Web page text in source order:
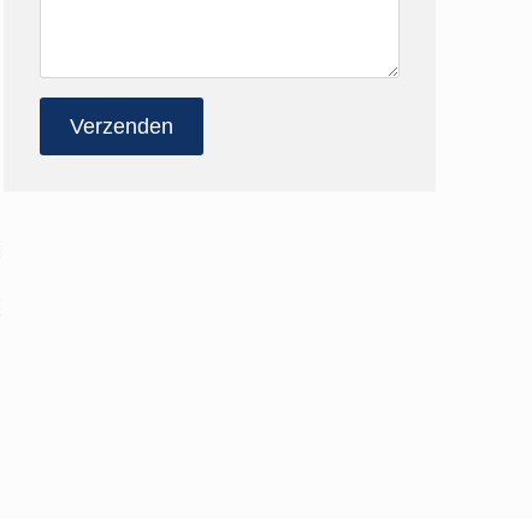
Verzenden